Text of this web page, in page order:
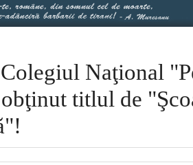
Naţional
titlul de